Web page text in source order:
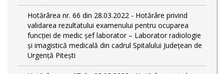
Hotărârea nr. 66 din 28.03.2022 - Hotărâre privind
validarea rezultatului examenului pentru ocuparea
funcției de medic șef laborator – Laborator radiologie
și imagistică medicală din cadrul Spitalului Județean de
Urgență Pitești